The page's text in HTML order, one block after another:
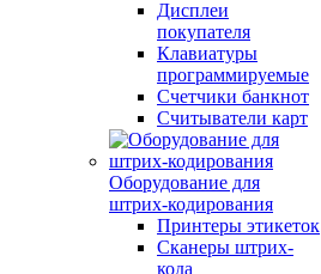
Дисплеи
покупателя
Клавиатуры
программируемые
Счетчики банкнот
Считыватели карт
Оборудование для
штрих-кодирования
Принтеры этикеток
Сканеры штрих-
кода